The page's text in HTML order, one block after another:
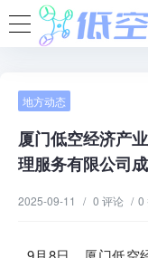
地方动态
厦门低空经济产
理服务有限公司
2025-09-11 / 0 评论 / 0